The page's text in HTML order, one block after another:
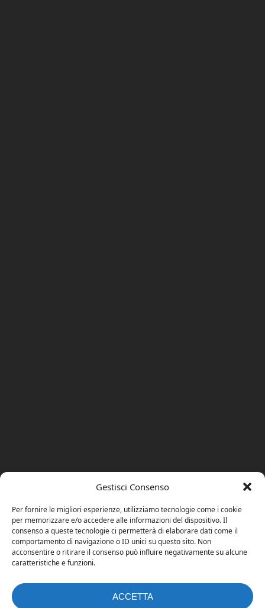
Gestisci Consenso
Per fornire le migliori esperienze, utilizziamo tecnologie come i cookie
per memorizzare e/o accedere alle informazioni del dispositivo. Il
consenso a queste tecnologie ci permetterà di elaborare dati come il
comportamento di navigazione o ID unici su questo sito. Non
acconsentire o ritirare il consenso può influire negativamente su alcune
caratteristiche e funzioni.
ACCETTA